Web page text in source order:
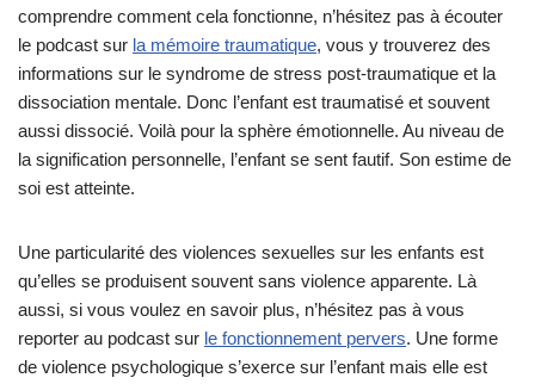
comprendre comment cela fonctionne, n’hésitez pas à écouter
le podcast sur la mémoire traumatique, vous y trouverez des
informations sur le syndrome de stress post-traumatique et la
dissociation mentale. Donc l’enfant est traumatisé et souvent
aussi dissocié. Voilà pour la sphère émotionnelle. Au niveau de
la signification personnelle, l’enfant se sent fautif. Son estime de
soi est atteinte.
Une particularité des violences sexuelles sur les enfants est
qu’elles se produisent souvent sans violence apparente. Là
aussi, si vous voulez en savoir plus, n’hésitez pas à vous
reporter au podcast sur le fonctionnement pervers. Une forme
de violence psychologique s’exerce sur l’enfant mais elle est